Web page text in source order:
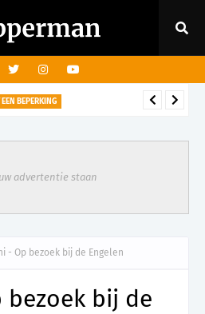
BEPERKING
advertentie staan
- Op bezoek bij de Engelen
bezoek bij de